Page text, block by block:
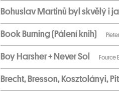
Bohuslav Martinů byl skvělý i
Book Burning (Pálení knih)
Boy Harsher + Never Sol Fource
Brecht, Bresson, Kosztolányi,